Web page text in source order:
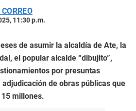
11:30 p.m.
de asumir la alcaldía de Ate, la
el popular alcalde “dibujito”,
por presuntas
de obras públicas que
millones.